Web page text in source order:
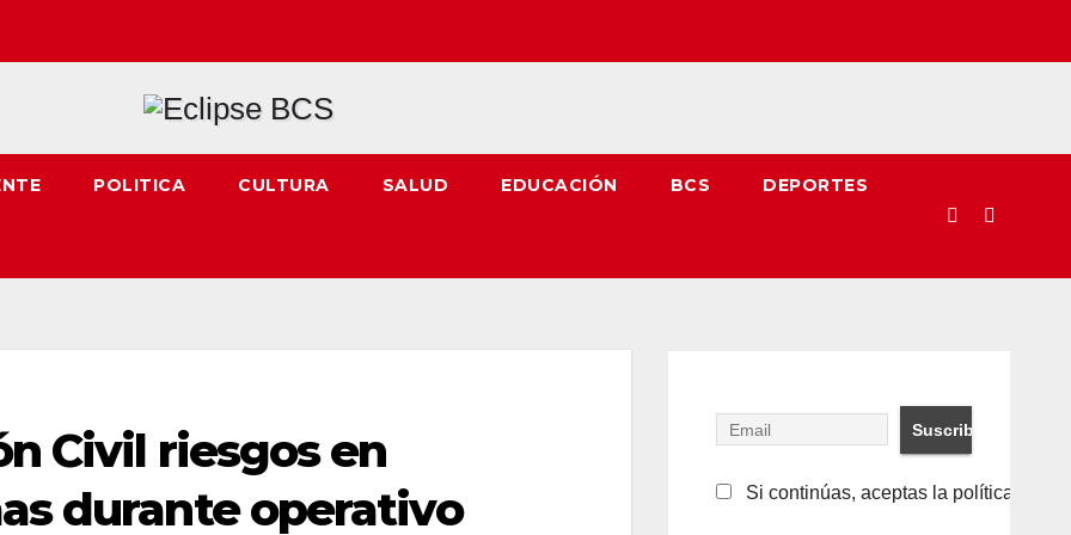
POLITICA CULTURA SALUD EDUCACIÓN BCS DEPORTES
Civil riesgos en
durante operativo
Si continúas, aceptas la política de